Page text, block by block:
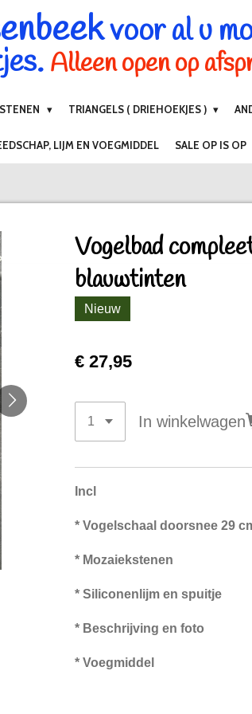
voor al u
Alleen open op
TRIANGELS ( DRIEHOEKJES )
LIJM EN VOEGMIDDEL SALE OP IS OP
Vogelbad
blauwtinten
Nieuw
€ 27,95
In winkelwagen
Incl
* Vogelschaal doorsnee 29
* Mozaiekstenen
* Siliconenlijm en spuitje
* Beschrijving en foto
* Voegmiddel